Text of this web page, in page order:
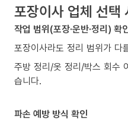
포장이사 업체 선택
작업 범위(포장·운반·정리) 확
포장이사라도 정리 범위가 다
주방 정리/옷 정리/박스 회수
습니다.
파손 예방 방식 확인